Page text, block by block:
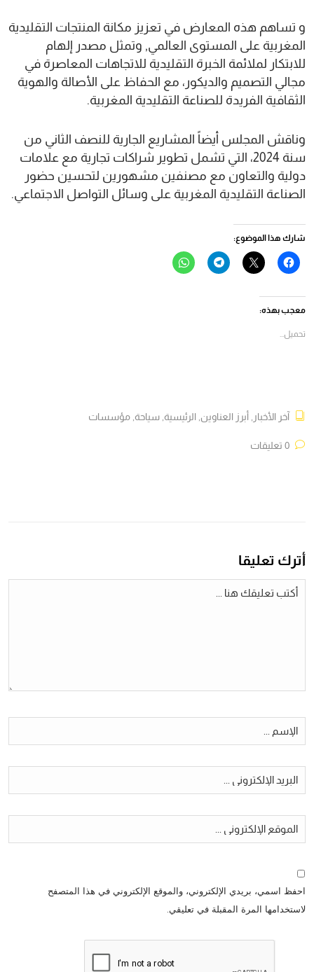
و تساهم هذه المعارض في تعزيز مكانة المنتجات التقليدية
المغربية على المستوى العالمي, وتمثل مصدر إلهام
للابتكار لملائمة الخبرة التقليدية للاتجاهات المعاصرة في
مجالي التصميم والديكور، مع الحفاظ على الأصالة والهوية
الثقافية الفريدة للصناعة التقليدية المغربية.
وناقش المجلس أيضاً المشاريع الجارية للنصف الثاني من
سنة 2024، التي تشمل تطوير شراكات تجارية مع علامات
دولية والتعاون مع مصنفين مشهورين لتحسين حضور
الصناعة التقليدية المغربية على وسائل التواصل الاجتماعي.
شارك هذا الموضوع:
انقر
للمشاركة
(فتح
في
نافذة
النقر
للمشاركة
انقر
للمشاركة
انقر
للمشاركة
معجب بهذه:
تحميل...
آخر الأخبار أبرز العناوين الرئيسية سياحة مؤسسات
أترك تعليقا
احفظ اسمي، بريدي الإلكتروني، والموقع الإلكتروني في هذا المتصفح
لاستخدامها المرة المقبلة في تعليقي.